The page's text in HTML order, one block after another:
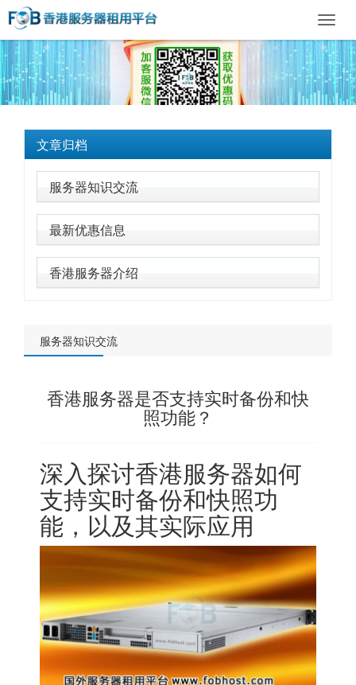
文章归档
服务器知识交流
最新优惠信息
香港服务器介绍
服务器知识交流
香港服务器是否支持实时备份和快
照功能？
深入探讨香港服务器如何
支持实时备份和快照功
能，以及其实际应用